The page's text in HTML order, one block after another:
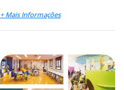
+ Mais Informações